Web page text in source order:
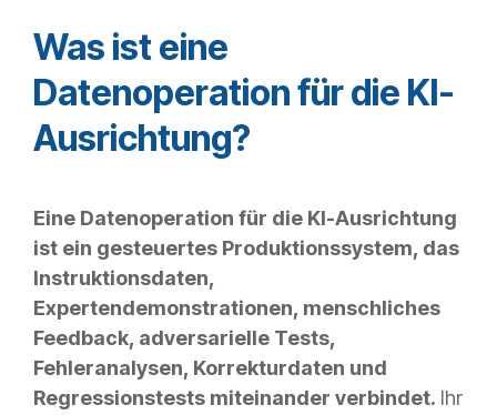
Was ist eine
Datenoperation für die KI-
Ausrichtung?
Eine Datenoperation für die KI-Ausrichtung
ist ein gesteuertes Produktionssystem, das
Instruktionsdaten,
Expertendemonstrationen, menschliches
Feedback, adversarielle Tests,
Fehleranalysen, Korrekturdaten und
Regressionstests miteinander verbindet. Ihr